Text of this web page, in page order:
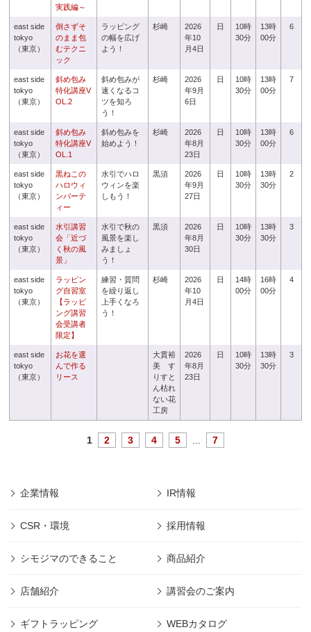
実践編～
east side
tokyo
（東京）
倒さずそ
のまま包
むテクニ
ック
ラッピング
の幅を広げ
よう！
杉崎
2026
年10
月4日
日
10時
30分
13時
00分
6
east side
tokyo
（東京）
斜め包み
特化講座V
OL.2
斜め包みが
速くなるコ
ツを知ろ
う！
杉崎
2026
年9月
6日
日
10時
30分
13時
00分
7
east side
tokyo
（東京）
斜め包み
特化講座V
OL.1
斜め包みを
始めよう！
杉崎
2026
年8月
23日
日
10時
30分
13時
00分
6
east side
tokyo
（東京）
黒ねこの
ハロウィ
ンパーテ
ィー
水引でハロ
ウィンを楽
しもう！
黒須
2026
年9月
27日
日
10時
30分
13時
30分
2
east side
tokyo
（東京）
水引講習
会「近づ
く秋の風
景」
水引で秋の
風景を楽し
みましょ
う！
黒須
2026
年8月
30日
日
10時
30分
13時
30分
3
east side
tokyo
（東京）
ラッピン
グ自習室
【ラッピ
ング講習
会受講者
限定】
練習・質問
を繰り返し
上手くなろ
う！
杉崎
2026
年10
月4日
日
14時
00分
16時
00分
4
east side
tokyo
（東京）
お花を選
んで作る
リース
大貫裕
美 す
りすと
ん枯れ
ない花
工房
2026
年8月
23日
日
10時
30分
13時
30分
3
1 2 3 4 5 7
企業情報 IR情報
CSR・環境 採用情報
シモジマのできること 商品紹介
店舗紹介 講習会のご案内
ギフトラッピング WEBカタログ